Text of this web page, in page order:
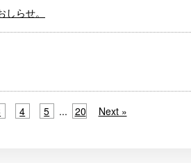
らせ。
4 5 ... 20 Next »